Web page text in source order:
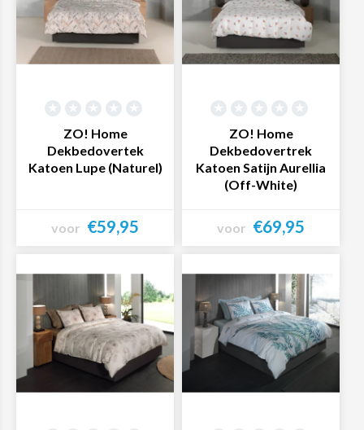
ZO! Home
Dekbedovertek
Katoen Lupe (Naturel)
voor €59,95
ZO! Home
Dekbedovertrek
Katoen Satijn Aurellia
(Off-White)
voor €69,95